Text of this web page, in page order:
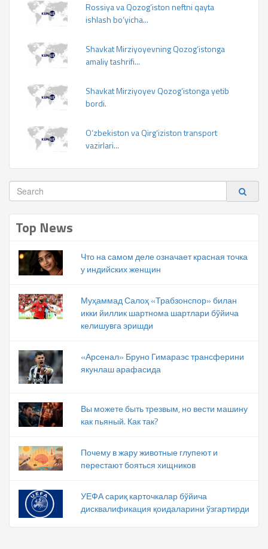
Rossiya va Qozog‘iston neftni qayta
ishlash bo‘yicha...
Shavkat Mirziyoyevning Qozog‘istonga
amaliy tashrifi...
Shavkat Mirziyoyev Qozog‘istonga yetib
bordi.
O‘zbekiston va Qirg‘iziston transport
vazirlari...
Top News
Что на самом деле означает красная точка
у индийских женщин
Муҳаммад Салоҳ «Трабзонспор» билан
икки йиллик шартнома шартлари бўйича
келишувга эришди
«Арсенал» Бруно Гимараэс трансферини
якунлаш арафасида
Вы можете быть трезвым, но вести машину
как пьяный. Как так?
Почему в жару животные глупеют и
перестают бояться хищников
УЕФА сариқ карточкалар бўйича
дисквалификация қоидаларини ўзгартирди